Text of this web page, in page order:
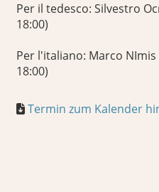
Per il tedesco: Silvestro
18:00)
Per l'italiano: Marco NImis
18:00)
Termin zum Kalender